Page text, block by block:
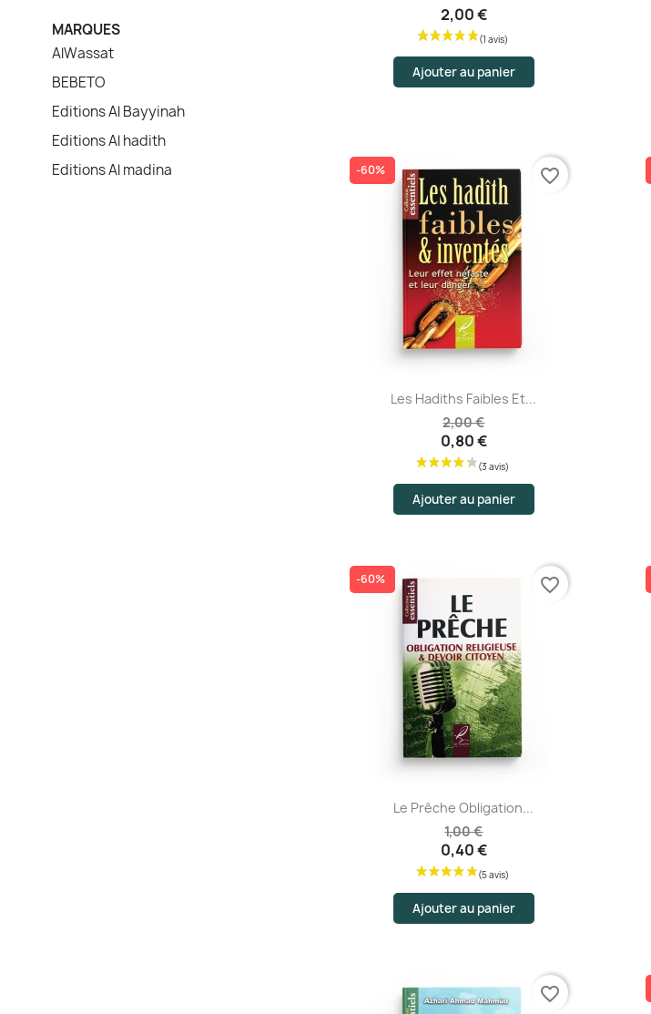
MARQUES
AlWassat
BEBETO
Editions Al Bayyinah
Editions Al hadith
Editions Al madina
2,00 €
Ajouter au panier
Aperçu rapide
Les Hadiths Faibles Et...
2,00 €
0,80 €
Ajouter au panier
-60% favorite_border
Aperçu rapide
Le Prêche Obligation...
1,00 €
0,40 €
Ajouter au panier
-60% favorite_border
favorite_border